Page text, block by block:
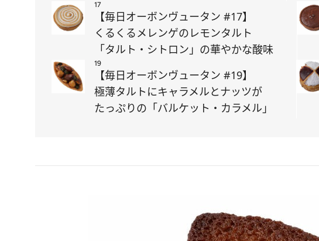
17
【毎日オーボンヴュータン #17】
くるくるメレンゲのレモンタルト
「タルト・シトロン」の華やかな酸味
19
【毎日オーボンヴュータン #19】
極薄タルトにキャラメルとナッツが
たっぷりの「バルケット・カラメル」